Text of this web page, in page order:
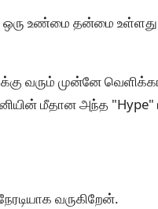
ஒரு உண்மை தன்மை
வரும் முன்னே
மீதான அந்த "Hype"
வருகிறேன்.